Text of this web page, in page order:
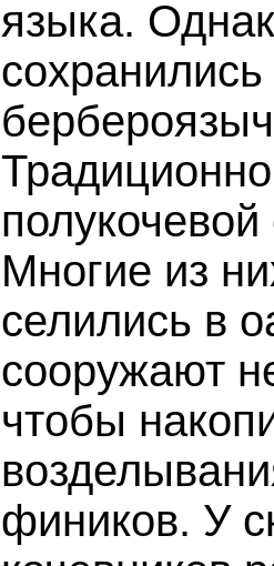
языка.
Многие из
селились в
сооружают
чтобы
фиников. У